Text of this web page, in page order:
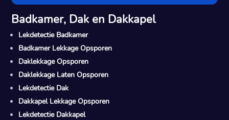
Badkamer, Dak en Dakkapel
Lekdetectie Badkamer
Badkamer Lekkage Opsporen
Daklekkage Opsporen
Daklekkage Laten Opsporen
Lekdetectie Dak
Dakkapel Lekkage Opsporen
Lekdetectie Dakkapel